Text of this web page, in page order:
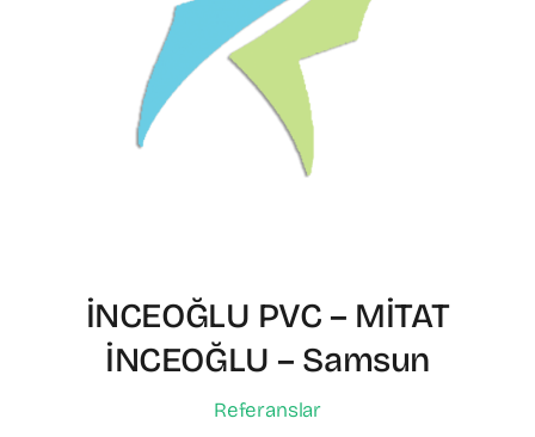
İNCEOĞLU PVC – MİTAT
İNCEOĞLU – Samsun
Referanslar